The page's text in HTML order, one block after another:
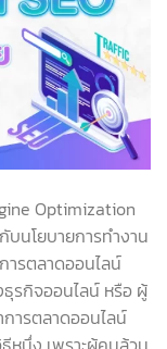
Optimization
บนโยบายการทำงาน
ารตลาดออนไลน์
รกิจออนไลน์ หรือ ผู้
ารตลาดออนไลน์